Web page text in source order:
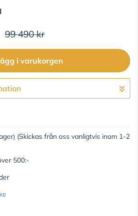
99 490 kr
i varukorgen
Gå till kassan
(Skickas från oss vanligtvis inom 1-2
500:-